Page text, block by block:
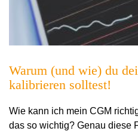
Warum (und wie) du
kalibrieren solltest!
Wie kann ich mein CGM
das so wichtig? Genau diese